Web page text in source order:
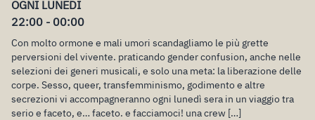
OGNI LUNEDI
22:00 - 00:00
Con molto ormone e mali umori scandagliamo le più grette
perversioni del vivente. praticando gender confusion, anche nelle
selezioni dei generi musicali, e solo una meta: la liberazione delle
corpe. Sesso, queer, transfemminismo, godimento e altre
secrezioni vi accompagneranno ogni lunedì sera in un viaggio tra
serio e faceto, e… faceto. e facciamoci! una crew […]